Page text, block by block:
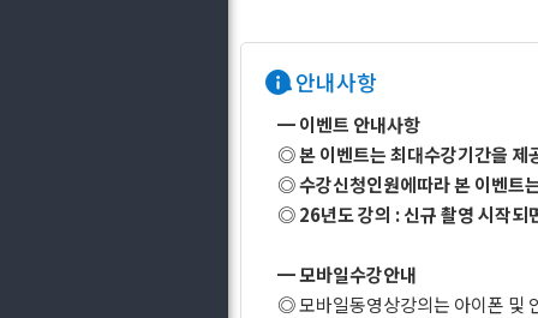
안내사항
━ 이벤트 안내사항
◎본 이벤트는 최대수강기간을
◎수강신청인원에따라 본 이벤트
◎26년도 강의 : 신규 촬영 시작되
━ 모바일수강안내
◎ 모바일동영상강의는 아이폰 및